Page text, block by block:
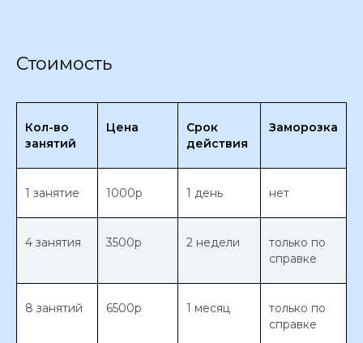
Стоимость
Кол-во
занятий
Цена
Срок
действия
Заморозка
1 занятие 1000р 1 день нет
4 занятия 3500р 2 недели
только по
справке
8 занятий 6500р 1 месяц
только по
справке